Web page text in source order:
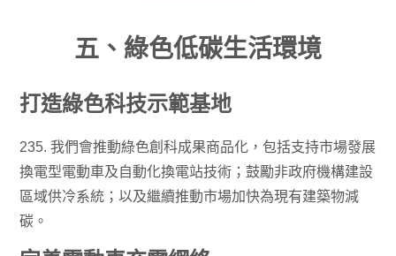
五、綠色低碳生活環境
打造綠色科技示範基地
235. 我們會推動綠色創科成果商品化，包括支持市場發展
換電型電動車及自動化換電站技術；鼓勵非政府機構建設
區域供冷系統；以及繼續推動市場加快為現有建築物減
碳。